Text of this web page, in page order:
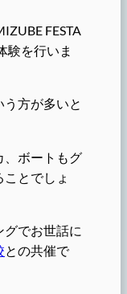
FESTA
験を行いま
う方が多いと
、ボートもグ
とでしょ
でお世話に
との共催で